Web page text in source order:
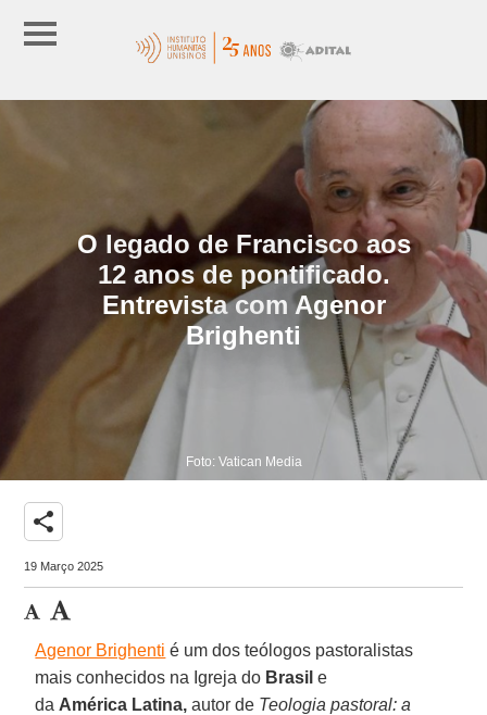
O legado de Francisco aos
12 anos de pontificado.
Entrevista com Agenor
Brighenti
Foto: Vatican Media
share
19 Março 2025
Agenor Brighenti é um dos teólogos pastoralistas
mais conhecidos na Igreja do Brasile
da América Latina,autor de Teologia pastoral: a